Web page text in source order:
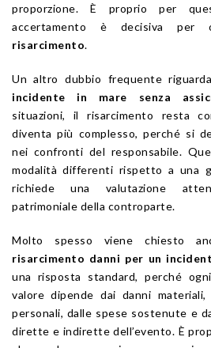
proporzione. È proprio per
accertamento è decisiva
risarcimento.
Un altro dubbio frequente
incidente in mare senza
situazioni, il risarcimento resta
diventa più complesso, perché si
nei confronti del responsabile.
modalità differenti rispetto a una
richiede una valutazione
patrimoniale della controparte.
Molto spesso viene chiesto
risarcimento danni per un
una risposta standard, perché
valore dipende dai danni
personali, dalle spese sostenute e
dirette e indirette dell’evento. È